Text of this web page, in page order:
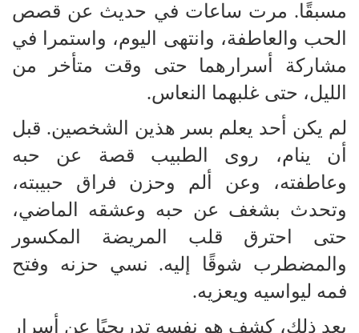
مسبقًا. مرت ساعات في حديث عن قصص
الحب والعاطفة، وانتهى اليوم، واستمرا في
مشاركة أسرارهما حتى وقت متأخر من
الليل، حتى غلبهما النعاس.
لم يكن أحد يعلم بسر هذين الشخصين. قبل
أن ينام، روى الطبيب قصة عن حبه
وعاطفته، وعن ألم وحزن فراق حبيبته،
وتحدث بشغف عن حبه وعشقه الماضي،
حتى احترق قلب المريضة المكسور
والمضطرب شوقًا إليه. نسي حزنه وفتح
فمه ليواسيه ويعزيه.
بعد ذلك، كشف هو نفسه تدريجيًا عن أسرار